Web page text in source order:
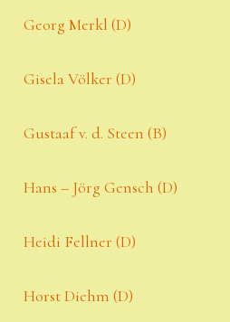
Georg Merkl (D)
Gisela Völker (D)
Gustaaf v. d. Steen (B)
Hans – Jörg Gensch (D)
Heidi Fellner (D)
Horst Diehm (D)